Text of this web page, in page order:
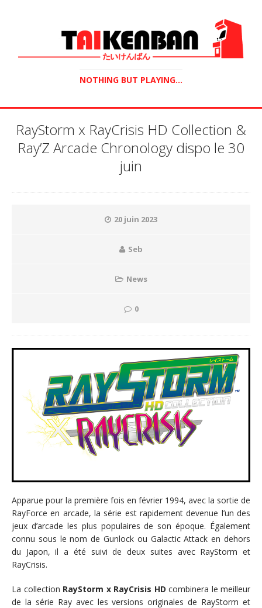
NOTHING BUT PLAYING...
RayStorm x RayCrisis HD Collection &
Ray’Z Arcade Chronology dispo le 30
juin
20 juin 2023
Seb
News
0
Apparue pour la première fois en février 1994, avec la sortie de
RayForce en arcade, la série est rapidement devenue l’un des
jeux d’arcade les plus populaires de son époque. Également
connu sous le nom de Gunlock ou Galactic Attack en dehors
du Japon, il a été suivi de deux suites avec RayStorm et
RayCrisis.
La collection RayStorm x RayCrisis HD combinera le meilleur
de la série Ray avec les versions originales de RayStorm et